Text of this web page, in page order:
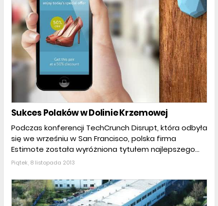
Sukces Polaków w Dolinie Krzemowej
Podczas konferencji TechCrunch Disrupt, która odbyła
się we wrześniu w San Francisco, polska firma
Estimote została wyróżniona tytułem najlepszego...
Piątek, 8 listopada 2013